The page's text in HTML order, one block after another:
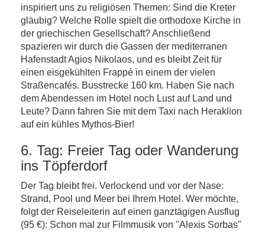
inspiriert uns zu religiösen Themen: Sind die Kreter
gläubig? Welche Rolle spielt die orthodoxe Kirche in
der griechischen Gesellschaft? Anschließend
spazieren wir durch die Gassen der mediterranen
Hafenstadt Agios Nikolaos, und es bleibt Zeit für
einen eisgekühlten Frappé in einem der vielen
Straßencafés. Busstrecke 160 km. Haben Sie nach
dem Abendessen im Hotel noch Lust auf Land und
Leute? Dann fahren Sie mit dem Taxi nach Heraklion
auf ein kühles Mythos-Bier!
6. Tag: Freier Tag oder Wanderung
ins Töpferdorf
Der Tag bleibt frei. Verlockend und vor der Nase:
Strand, Pool und Meer bei Ihrem Hotel. Wer möchte,
folgt der Reiseleiterin auf einen ganztägigen Ausflug
(95 €): Schon mal zur Filmmusik von "Alexis Sorbas"